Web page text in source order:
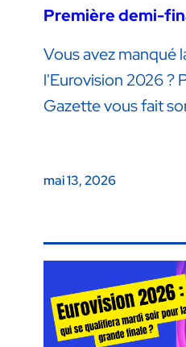
Première demi-
Vous avez manqué
l'Eurovision 2026 ?
Gazette vous fait
mai 13, 2026